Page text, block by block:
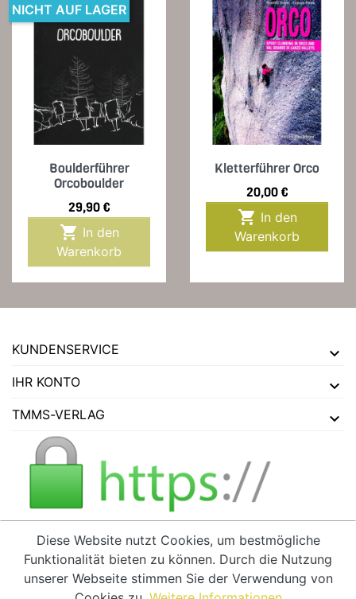
Boulderführer
Orcoboulder
Preis
29,90 €

Warenkorb
NICHT AUF LAGER
Kletterführer Orco
Preis
20,00 €

Warenkorb
KUNDENSERVICE
IHR KONTO
TMMS-VERLAG
VERTRAG WIDERRUFEN
Diese Website nutzt Cookies, um bestmögliche
Funktionalität bieten zu können. Durch die Nutzung
unserer Webseite stimmen Sie der Verwendung von